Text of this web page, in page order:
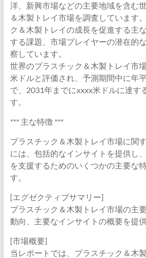
洋、新興市場などの主要地域を含む
＆木製トレイ市場を調査しています
ク＆木製トレイの成長を促進する主
する課題、市場プレイヤーの潜在的
察しています。
世界のプラスチック＆木製トレイ市
米ドルと評価され、予測期間中に年
で、2031年までにxxxx米ドルに達す
す。
*** 主な特徴 ***
プラスチック＆木製トレイ市場に関
には、包括的なインサイトを提供し
を支援するためのいくつかの主要な
す。
[エグゼクティブサマリー]
プラスチック＆木製トレイ市場の主
動向、主要なインサイトの概要を提供
[市場概要]
当レポートでは、プラスチック＆木